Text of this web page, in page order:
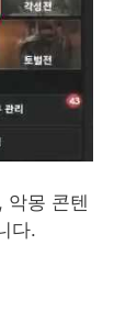
악몽 콘텐
다.